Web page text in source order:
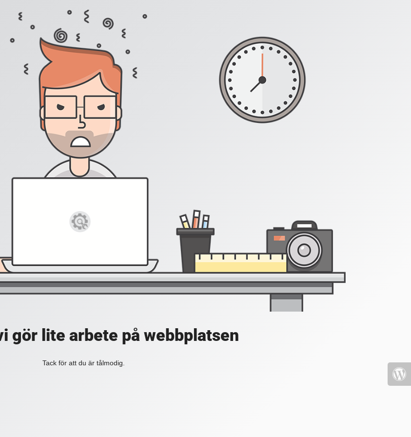
gör lite arbete på webbplatsen
Tack för att du är tålmodig.